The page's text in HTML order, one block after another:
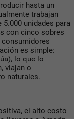
hasta un
trabajan
unidades para
con cinco sobres
consumidores
es simple:
lo que lo
viajan o
naturales.
el alto costo